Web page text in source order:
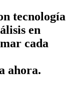
tecnología
en
cada
ahora.